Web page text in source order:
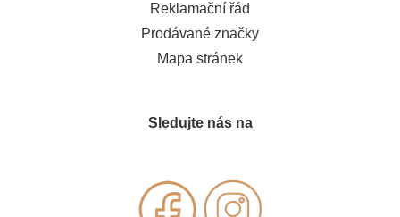
Reklamační řád
Prodávané značky
Mapa stránek
Sledujte nás na